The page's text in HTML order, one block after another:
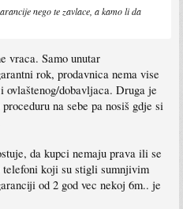
nego te zavlace, a kamo li da
vraca. Samo unutar
rok, prodavnica nema vise
ovlaštenog/dobavljaca. Druga je
na sebe pa nosiš gdje si
da kupci nemaju prava ili se
koji su stigli sumnjivim
od 2 god vec nekoj 6m.. je